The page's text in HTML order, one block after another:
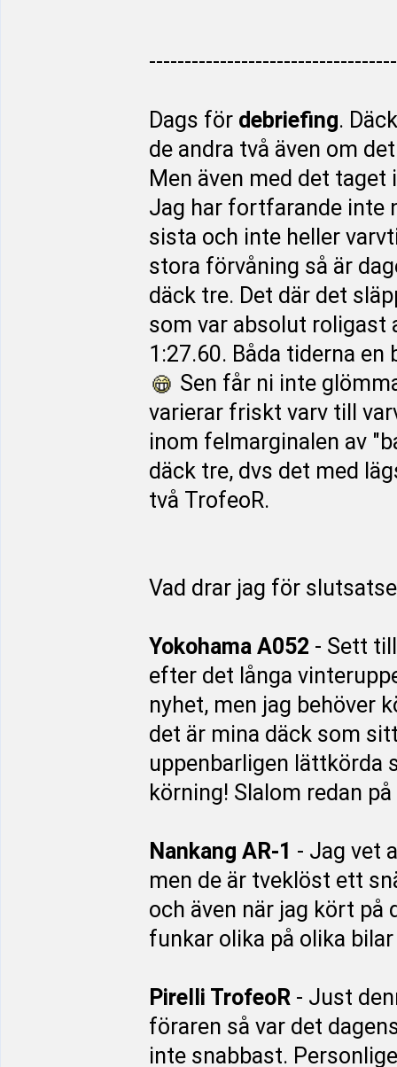
Dags för debriefing.
de andra två även om
Men även med det
Jag har fortfarande inte
sista och inte heller
stora förvåning så är
däck tre. Det där det
som var absolut roligast
1:27.60. Båda tiderna
Sen får ni inte
varierar friskt varv till
inom felmarginalen av
däck tre, dvs det med
två TrofeoR.
Vad drar jag för
Yokohama A052 - Sett
efter det långa
nyhet, men jag behöver
det är mina däck som
uppenbarligen lättkörda
körning! Slalom redan
Nankang AR-1 - Jag vet
men de är tveklöst ett
och även när jag kört på
funkar olika på olika
Pirelli TrofeoR - Just
föraren så var det
inte snabbast.